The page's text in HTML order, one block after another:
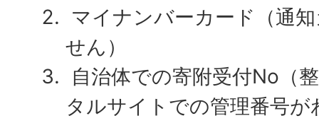
マイナンバーカード（通
せん）
自治体での寄附受付No（
タルサイトでの管理番号